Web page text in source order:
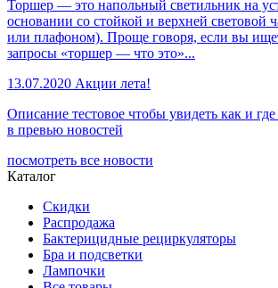
Торшер — это напольный светильник на
основании со стойкой и верхней световой
или плафоном). Проще говоря, если вы
запросы «торшер — что это»...
13.07.2020 Акции лета!
Описание тестовое чтобы увидеть как и
в превью новостей
посмотреть все новости
Каталог
Скидки
Распродажа
Бактерицидные рециркуляторы
Бра и подсветки
Лампочки